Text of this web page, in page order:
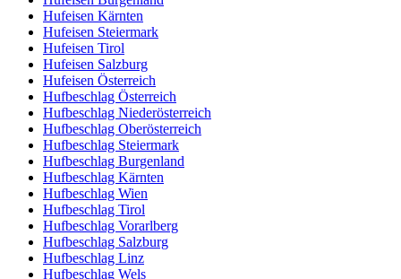
Hufeisen Kärnten
Hufeisen Steiermark
Hufeisen Tirol
Hufeisen Salzburg
Hufeisen Österreich
Hufbeschlag Österreich
Hufbeschlag Niederösterreich
Hufbeschlag Oberösterreich
Hufbeschlag Steiermark
Hufbeschlag Burgenland
Hufbeschlag Kärnten
Hufbeschlag Wien
Hufbeschlag Tirol
Hufbeschlag Vorarlberg
Hufbeschlag Salzburg
Hufbeschlag Linz
Hufbeschlag Wels